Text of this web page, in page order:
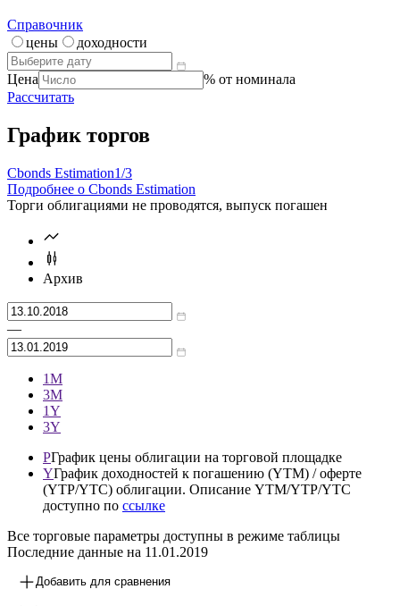
Справочник
цены
доходности
Цена
% от номинала
Рассчитать
График торгов
Cbonds Estimation1/3
Подробнее о Cbonds Estimation
Торги облигациями не проводятся, выпуск погашен
Архив
—
1М
3М
1Y
3Y
PГрафик цены облигации на торговой площадке
YГрафик доходностей к погашению (YTM) / оферте
(YTP/YTC) облигации. Описание YTM/YTP/YTC
доступно по ссылке
Все торговые параметры доступны в режиме таблицы
Последние данные на 11.01.2019
Добавить для сравнения